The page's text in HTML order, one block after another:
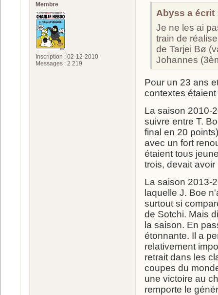
Membre
Inscription : 02-12-2010
Messages : 2 219
Abyss a écrit
Je ne les ai
train de
de Tarjei Bø
Johannes
Pour un 23 ans
contextes
La saison 2010-
suivre entre T.
final en 20
avec un fort
étaient tous
trois, devait avoir
La saison 2013-
laquelle J. Boe
surtout si
de Sotchi. Mais
la saison. En
étonnante. Il a
relativement
retrait dans les
coupes du
une victoire au
remporte le